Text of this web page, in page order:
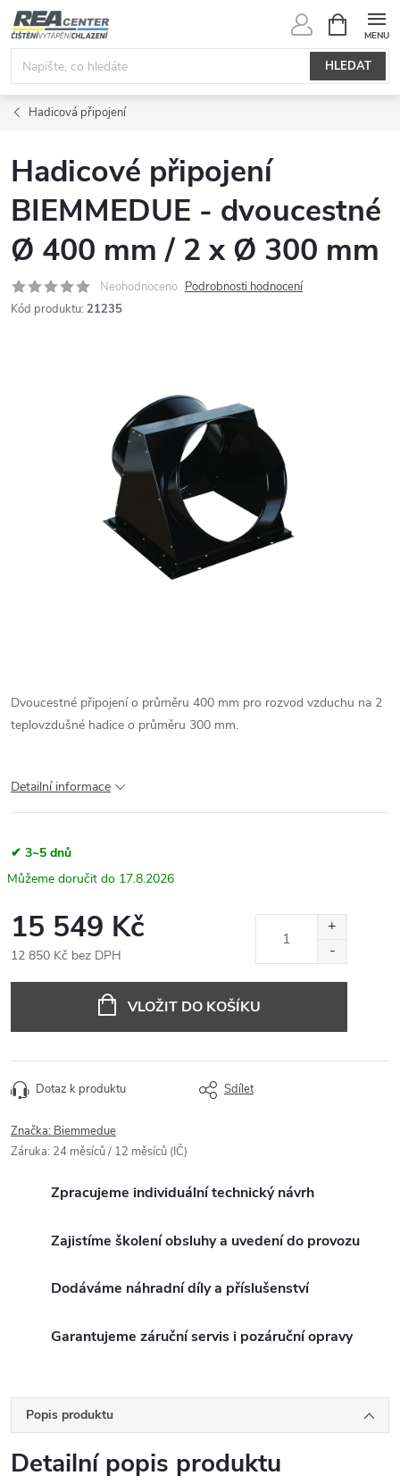
Přejít
na
obsah
HLEDAT
NÁKUPNÍ
KOŠÍK
Hadicová připojení
Hadicové připojení
BIEMMEDUE - dvoucestné
Ø 400 mm / 2 x Ø 300 mm
Neohodnoceno Podrobnosti hodnocení
Kód produktu: 21235
Dvoucestné připojení o průměru 400 mm pro rozvod vzduchu na 2
teplovzdušné hadice o průměru 300 mm.
Detailní informace
✔ 3~5 dnů
17.8.2026
15 549 Kč
12 850 Kč bez DPH
VLOŽIT DO KOŠÍKU
Dotaz k produktu Sdílet
Značka: Biemmedue
Záruka: 24 měsíců / 12 měsíců (IČ)
Zpracujeme individuální technický návrh
Zajistíme školení obsluhy a uvedení do provozu
Dodáváme náhradní díly a příslušenství
Garantujeme záruční servis i pozáruční opravy
Popis produktu
Detailní popis produktu